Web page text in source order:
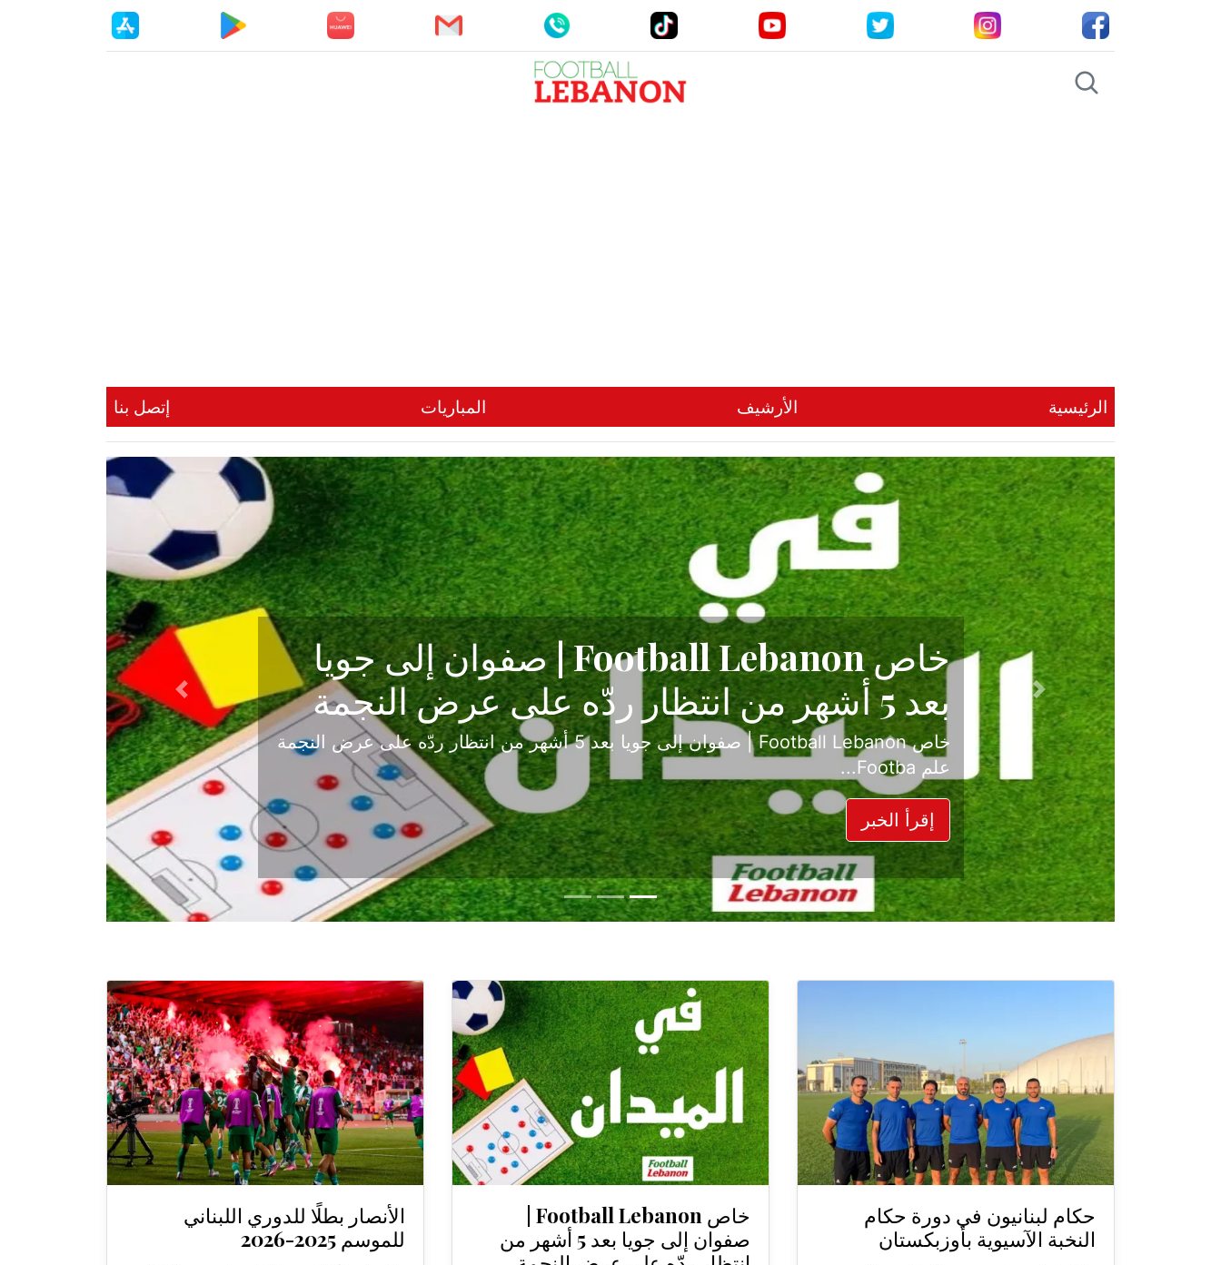
الرئيسية الأرشيف المباريات إتصل بنا
حكاية نجاح تبدأ من جبل محسن وتنتهي في
الدرجة الأولى
بعد موسم حافل بالإثارة والصراع في دوري الدرجة الثانية، نجح الإخاء الأهلي عاليه في
حسم ل...
إقرأ الخبر
Previous
Next
حكام لبنانيون في دورة حكام
النخبة الآسيوية بأوزبكستان
صفوان إلى جويا بعد 5 أشهر من
الأنصار بطلًا للدوري اللبناني
للموسم 2025-2026